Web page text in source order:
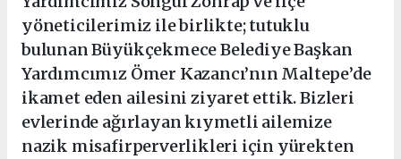
yöneticilerimiz ile birlikte; tutuklu
bulunan Büyükçekmece Belediye Başkan
Yardımcımız Ömer Kazancı’nın Maltepe’de
ikamet eden ailesini ziyaret ettik. Bizleri
evlerinde ağırlayan kıymetli ailemize
nazik misafirperverlikleri için yürekten